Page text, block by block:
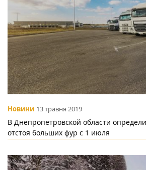
Новини 13 травня 2019
В Днепропетровской области
отстоя больших фур с 1 июля